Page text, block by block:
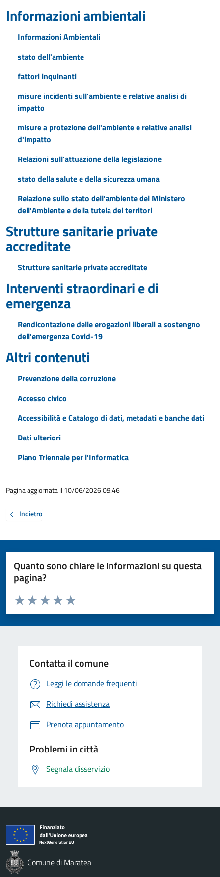
Informazioni ambientali
Informazioni Ambientali
stato dell'ambiente
fattori inquinanti
misure incidenti sull'ambiente e relative analisi di
impatto
misure a protezione dell'ambiente e relative analisi
d'impatto
Relazioni sull'attuazione della legislazione
stato della salute e della sicurezza umana
Relazione sullo stato dell'ambiente del Ministero
dell'Ambiente e della tutela del territori
Strutture sanitarie private
accreditate
Strutture sanitarie private accreditate
Interventi straordinari e di
emergenza
Rendicontazione delle erogazioni liberali a sostengno
dell'emergenza Covid-19
Altri contenuti
Prevenzione della corruzione
Accesso civico
Accessibilità e Catalogo di dati, metadati e banche dati
Dati ulteriori
Piano Triennale per l'Informatica
Pagina aggiornata il 10/06/2026 09:46
Indietro
Quanto sono chiare le informazioni su questa
pagina?
Valuta da 1 a 5 stelle la pagina
Valuta 5 stelle su 5
Valuta 4 stelle su 5
Valuta 3 stelle su 5
Valuta 2 stelle su 5
Valuta 1 stelle su 5
Contatta il comune
Leggi le domande frequenti
Richiedi assistenza
Prenota appuntamento
Problemi in città
Segnala disservizio
Comune di Maratea